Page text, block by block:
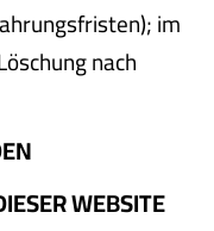
im
nach
WEBSITE